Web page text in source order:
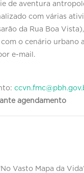
de aventura
com várias
da Rua Boa
o cenário
e-mail.
agendamento
Vasto Mapa da